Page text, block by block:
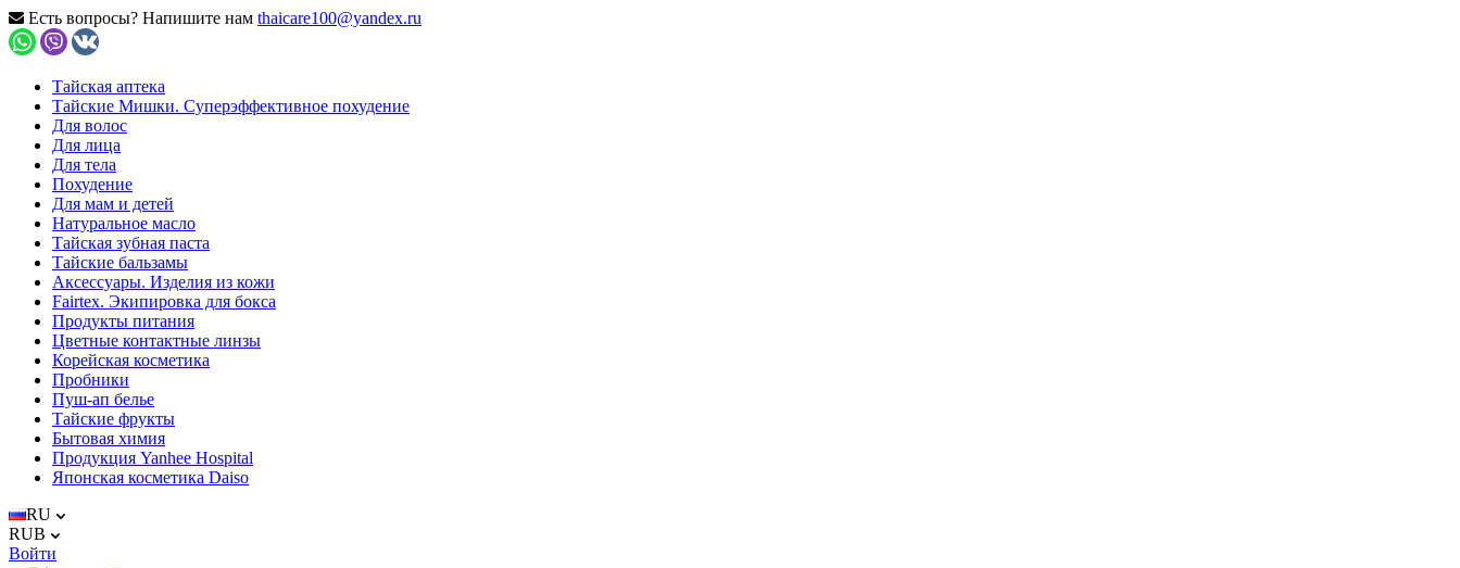
Есть вопросы? Напишите нам thaicare100@yandex.ru
Тайская аптека
Тайские Мишки. Суперэффективное похудение
Для волос
Для лица
Для тела
Похудение
Для мам и детей
Натуральное масло
Тайская зубная паста
Тайские бальзамы
Аксессуары. Изделия из кожи
Fairtex. Экипировка для бокса
Продукты питания
Цветные контактные линзы
Корейская косметика
Пробники
Пуш-ап белье
Тайские фрукты
Бытовая химия
Продукция Yanhee Hospital
Японская косметика Daiso
RU
RUB
Войти